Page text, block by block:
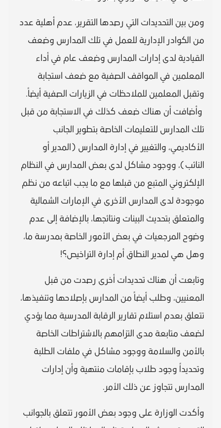
ومن بين التحديدات التي رصدها التقرير، عدم أهلية عدد
من الكوادر الإدارية للعمل في تلك المدارس وضعف
القيادية لدى إدارات المدارس وضعف عام في أداء
المعلمين في المواقف الصفية مع ضعف استجابة
وتقبل المعلمين للملاحظات في الزيارات الصفية أيضاً.
وأضافت أن هناك ضعف كذلك في الاستجابة من قبل
تلك المدارس للتعليمات الخاصة بتطوير الجانب
الأكاديمي، والتغيير في إدارة المدارس (المدير أو
النائب)، ووجود مشاكل لدى بعض المدارس في النظام
الإلكتروني المتبع من قبلها مع ما يجب اتباعه من نظم
موجودة لدى المدارس الأخرى في الإمارات الشمالية
والمتعلق بتحديث البينات ونتائجها، بالإضافة إلى عدم
وضوح المرجعيات في بعض الأمور الخاصة بمدرسة ما،
وهل هي لمدير النطاق أم إدارة التراخيص؟!
وتابعت أن هناك تحديدات أخرى رصدت من قبل
المعنيين، وطلب أيضاً من المدارس بإصلاحها وتنفيذها،
تتعلق بعدم استلام تقارير الرقابة المدرسية مما يؤدي
لضعف متابعة مدى التزامهم بالاشتراطات الخاصة
بالأمن والسلامة ووجود مشاكل في ملفات الطلبة
وتحديداً وجود طلاب بإقامات منتهية وأن إدارات
المدارس تتجاوز عن ذلك الأمر.
وأكدت الوزارة على وجود بعض الأمور تتعلق بالجوانب